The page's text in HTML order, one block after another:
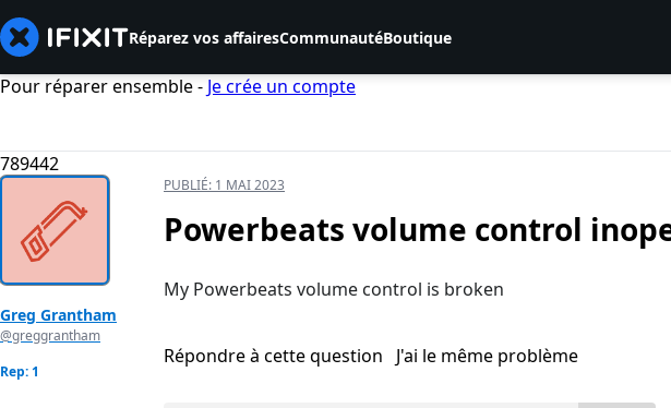
Réparez vos affairesCommunautéBoutique
Pour réparer ensemble - Je crée un compte
789442
Greg Grantham
@greggrantham
Rep: 1
PUBLIÉ: 1 MAI 2023
Powerbeats volume control
My Powerbeats volume control is broken
Répondre à cette question J'ai le même problème